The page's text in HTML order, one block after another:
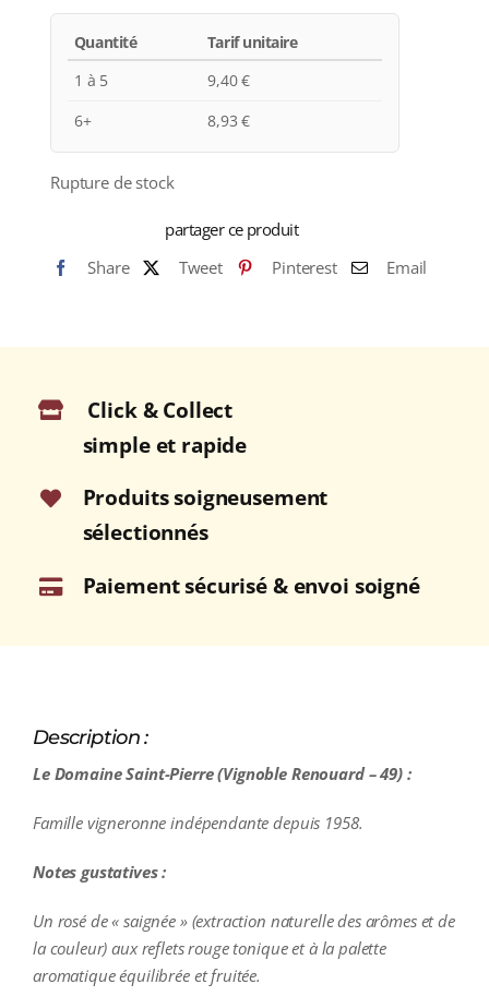
Quantité
Tarif unitaire
1 à 5
9,40€
6+
8,93€
Rupture de stock
partager ce produit
Share
Tweet Pinterest Email
Click & Collect
simple et rapide
Produits soigneusement
sélectionnés
Paiement sécurisé & envoi soigné
Description :
Le Domaine Saint-Pierre (Vignoble Renouard – 49) :
Famille vigneronne indépendante depuis 1958.
Notes gustatives :
Un rosé de « saignée » (extraction naturelle des arômes et de
la couleur) aux reflets rouge tonique et à la palette
aromatique équilibrée et fruitée.